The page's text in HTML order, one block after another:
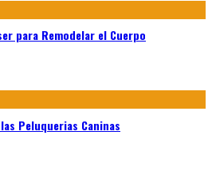
para Remodelar el Cuerpo
Peluquerias Caninas